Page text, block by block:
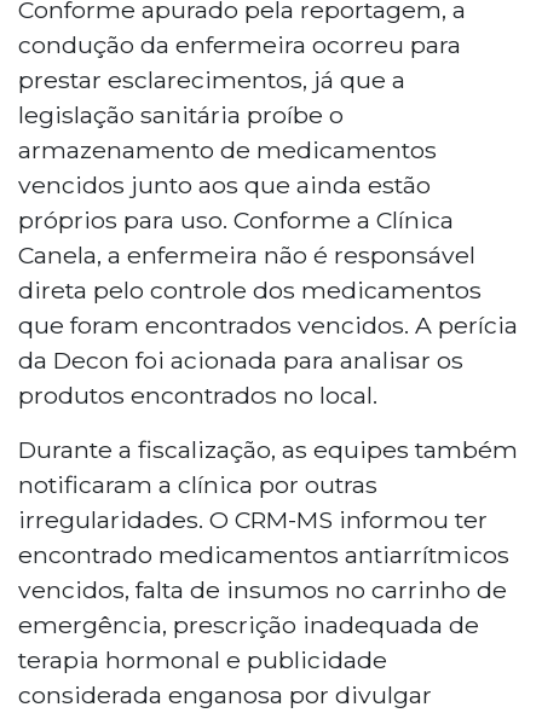
Conforme apurado pela reportagem, a
condução da enfermeira ocorreu para
prestar esclarecimentos, já que a
legislação sanitária proíbe o
armazenamento de medicamentos
vencidos junto aos que ainda estão
próprios para uso. Conforme a Clínica
Canela, a enfermeira não é responsável
direta pelo controle dos medicamentos
que foram encontrados vencidos. A perícia
da Decon foi acionada para analisar os
produtos encontrados no local.
Durante a fiscalização, as equipes também
notificaram a clínica por outras
irregularidades. O CRM-MS informou ter
encontrado medicamentos antiarrítmicos
vencidos, falta de insumos no carrinho de
emergência, prescrição inadequada de
terapia hormonal e publicidade
considerada enganosa por divulgar